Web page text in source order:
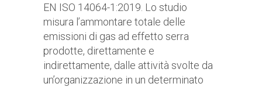
EN ISO 14064-1:2019. Lo studio
misura l’ammontare totale delle
emissioni di gas ad effetto serra
prodotte, direttamente e
indirettamente, dalle attività svolte da
un’organizzazione in un determinato